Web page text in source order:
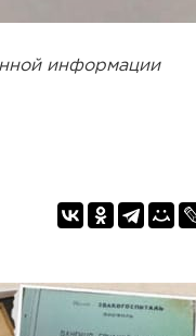
информации